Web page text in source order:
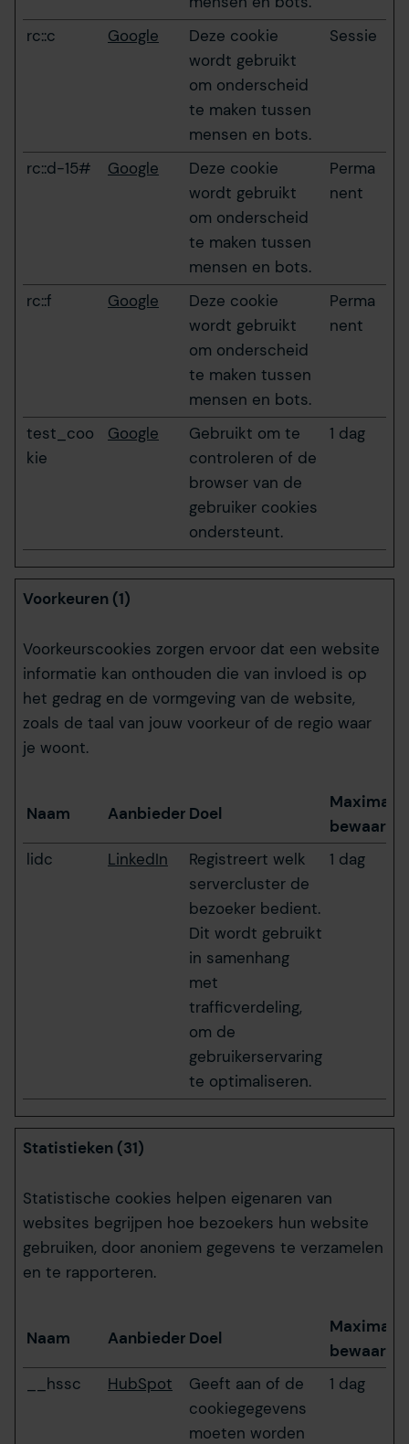
rc::c
Google
Deze cookie
wordt gebruikt
om onderscheid
te maken tussen
mensen en bots.
Sessie
rc::d-15# Google
Deze cookie
wordt gebruikt
om onderscheid
te maken tussen
mensen en bots.
Perma
nent
rc::f Google
Deze cookie
wordt gebruikt
om onderscheid
te maken tussen
mensen en bots.
Perma
nent
test_coo
kie
Google
Gebruikt om te
controleren of de
browser van de
gebruiker cookies
ondersteunt.
1 dag
Voorkeuren (1)
Voorkeurscookies zorgen ervoor dat een website
informatie kan onthouden die van invloed is op
het gedrag en de vormgeving van de website,
zoals de taal van jouw voorkeur of de regio waar
je woont.
Naam Aanbieder Doel
Maximale
lidc
LinkedIn
Registreert welk
servercluster de
bezoeker bedient.
Dit wordt gebruikt
in samenhang
met
trafficverdeling,
om de
gebruikerservaring
te optimaliseren.
1 dag
Statistieken (31)
Statistische cookies helpen eigenaren van
websites begrijpen hoe bezoekers hun website
gebruiken, door anoniem gegevens te verzamelen
en te rapporteren.
Naam Aanbieder Doel
Maximale
__hssc
HubSpot
Geeft aan of de
cookiegegevens
moeten worden
1 dag